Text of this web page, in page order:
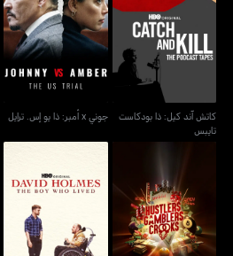
كاتش آند كيل: ذا بودكاست
تايبس
كاتش آند كيل: ذا بودكاست
تايبس
جوني x أمبر: ذا يو إس. ترايل
جوني x أمبر: ذا يو إس. ترايل
المحتالون والمقامرون
والمحتالون
ديفيد هولمز: ذا بوي هو